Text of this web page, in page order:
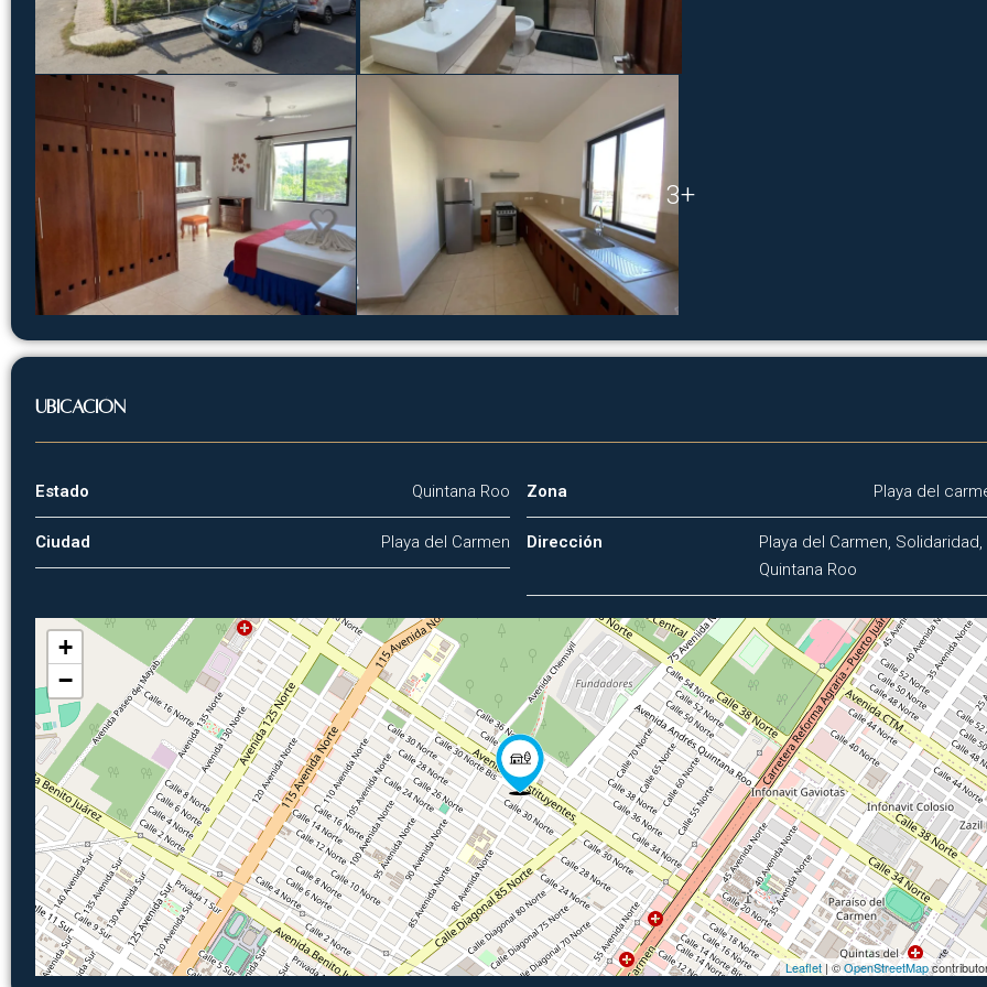
3+
Ubicación
Estado Quintana Roo
Ciudad Playa del Carmen
Zona Playa del
Dirección
Playa del Carmen, Solidaridad,
Quintana Roo
+
−
Leaflet| ©OpenStreetMap